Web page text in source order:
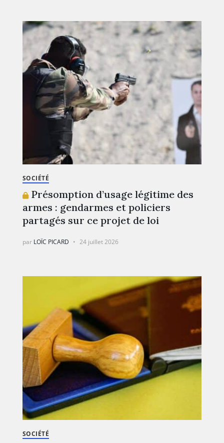
SOCIÉTÉ
Présomption d’usage légitime des
armes : gendarmes et policiers
partagés sur ce projet de loi
par LOÏC PICARD 24 juillet 2026
SOCIÉTÉ